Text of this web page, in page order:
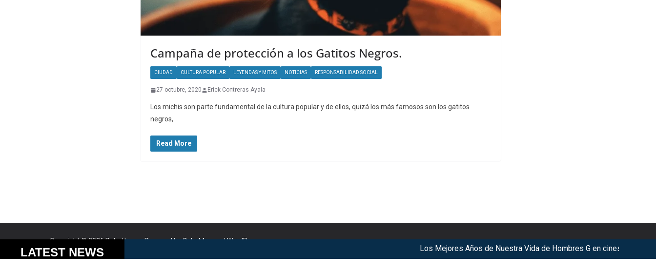
Campaña de protección a los Gatitos Negros.
CIUDAD CULTURA POPULAR LEYENDAS Y MITOS NOTICIAS RESPONSABILIDAD SOCIAL
27 octubre, 2020 Erick Contreras Ayala
Los michis son parte fundamental de la cultura popular y de ellos, quizá los más famosos son los gatitos
negros,
Read More
Copyright © 2026Robotto.mx. Powered byColorMagandWordPress.
LATEST NEWS Los Mejores Años de Nuestra Vida de Hombres G en cines
Cookies help us deliver our services. By using our services, you agree to our use of cookies. Got it